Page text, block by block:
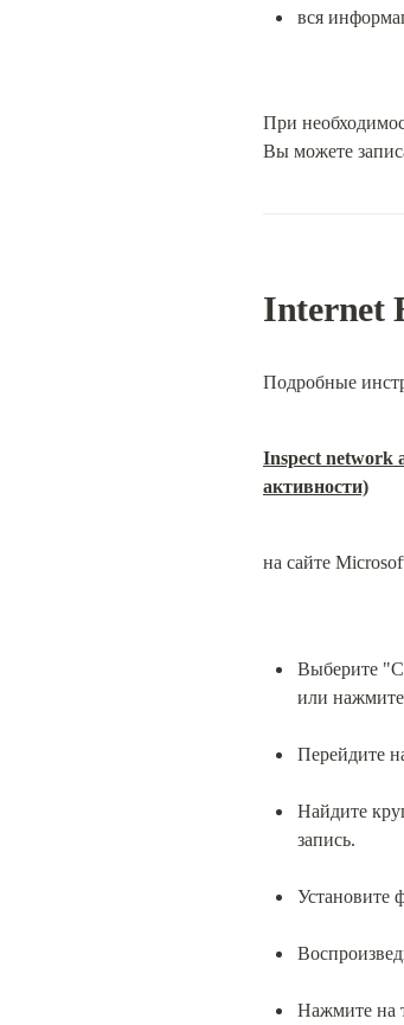
вся
При
Вы можете
Internet
Подробные
Inspect network
активности)
на сайте
Выберите
или нажмите
Перейдите
Найдите
запись.
Установите
Нажмите на